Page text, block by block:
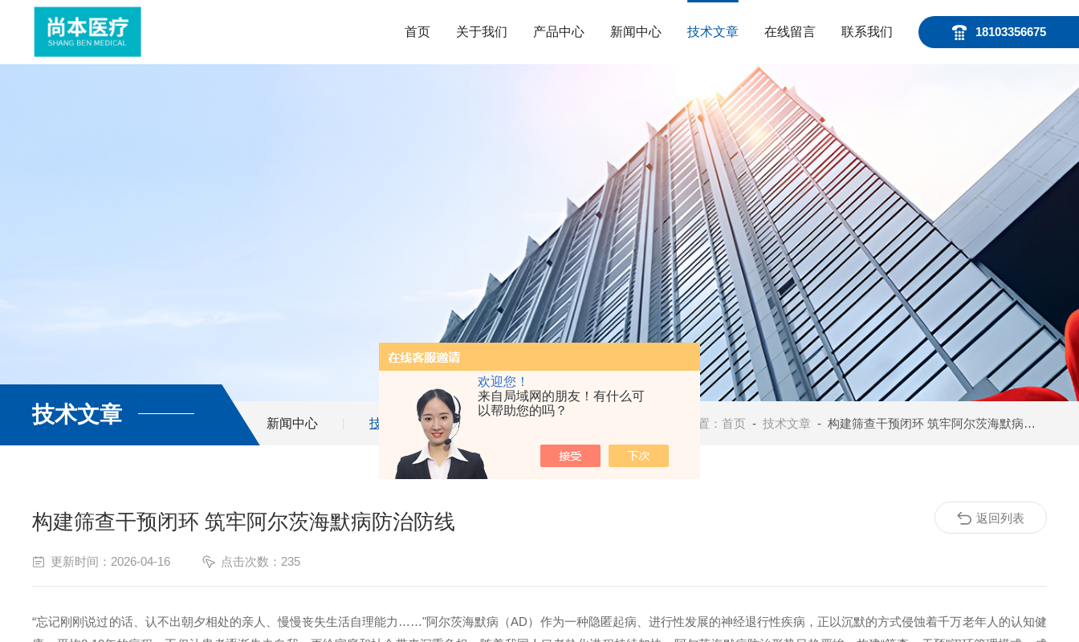
欢迎您！
来自局域网的朋友！有什么可
以帮助您的吗？
18103356675
首页 关于我们 产品中心 新闻中心 技术文章 在线留言 联系我们
技术文章 新闻中心 技术文章 当前位置：首页 -技术文章 - 构建筛查干预闭环 筑牢阿尔茨海默病防治防线
构建筛查干预闭环 筑牢阿尔茨海默病防治防线
更新时间：2026-04-16 点击次数：235
“忘记刚刚说过的话、认不出朝夕相处的亲人、慢慢丧失生活自理能力 ……"阿尔茨海默病（AD）作为一种隐匿起病、进行性发展的神经退行性疾病，正以沉默的方式侵蚀着千万老年人的认知健
返回列表